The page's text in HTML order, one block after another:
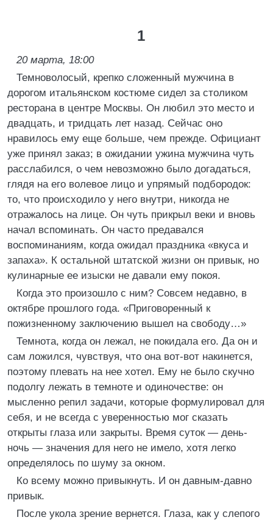
1
20 марта, 18:00
Темноволосый, крепко сложенный мужчина в
дорогом итальянском костюме сидел за столиком
ресторана в центре Москвы. Он любил это место и
двадцать, и тридцать лет назад. Сейчас оно
нравилось ему еще больше, чем прежде. Официант
уже принял заказ; в ожидании ужина мужчина чуть
расслабился, о чем невозможно было догадаться,
глядя на его волевое лицо и упрямый подбородок:
то, что происходило у него внутри, никогда не
отражалось на лице. Он чуть прикрыл веки и вновь
начал вспоминать. Он часто предавался
воспоминаниям, когда ожидал праздника «вкуса и
запаха». К остальной штатской жизни он привык, но
кулинарные ее изыски не давали ему покоя.
Когда это произошло с ним? Совсем недавно, в
октябре прошлого года. «Приговоренный к
пожизненному заключению вышел на свободу…»
Темнота, когда он лежал, не покидала его. Да он и
сам ложился, чувствуя, что она вот-вот накинется,
поэтому плевать на нее хотел. Ему не было скучно
подолгу лежать в темноте и одиночестве: он
мысленно репил задачи, которые формулировал для
себя, и не всегда с уверенностью мог сказать
открыты глаза или закрыты. Время суток — день-
ночь — значения для него не имело, хотя легко
определялось по шуму за окном.
Ко всему можно привыкнуть. И он давным-давно
привык.
После укола зрение вернется. Глаза, как у слепого